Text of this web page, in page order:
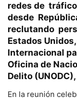
redes de
desde
reclutando
Estados
Internacional
Oficina de
Delito
En la reunión